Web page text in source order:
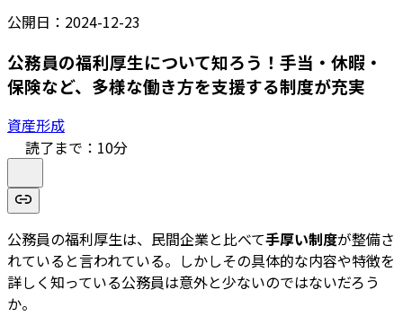
公開日： 2024-12-23
公務員の福利厚生について知ろう！手当・休暇・
保険など、多様な働き方を支援する制度が充実
資産形成
読了まで： 10分
公務員の福利厚生は、民間企業と比べて手厚い制度が整備さ
れていると言われている。しかしその具体的な内容や特徴を
詳しく知っている公務員は意外と少ないのではないだろう
か。